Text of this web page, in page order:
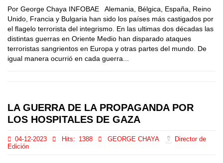
Por George Chaya INFOBAE Alemania, Bélgica, España, Reino
Unido, Francia y Bulgaria han sido los países más castigados por
el flagelo terrorista del integrismo. En las ultimas dos décadas las
distintas guerras en Oriente Medio han disparado ataques
terroristas sangrientos en Europa y otras partes del mundo. De
igual manera ocurrió en cada guerra...
LA GUERRA DE LA PROPAGANDA POR
LOS HOSPITALES DE GAZA
04-12-2023 Hits: 1388 GEORGE CHAYA
Director de
Edición